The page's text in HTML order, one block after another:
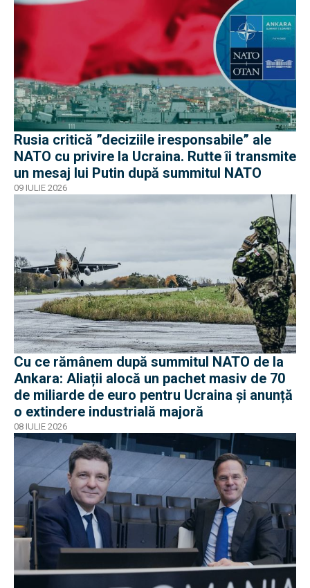
Rusia critică ”deciziile iresponsabile” ale
NATO cu privire la Ucraina. Rutte îi transmite
un mesaj lui Putin după summitul NATO
09 IULIE 2026
Cu ce rămânem după summitul NATO de la
Ankara: Aliații alocă un pachet masiv de 70
de miliarde de euro pentru Ucraina și anunță
o extindere industrială majoră
08 IULIE 2026